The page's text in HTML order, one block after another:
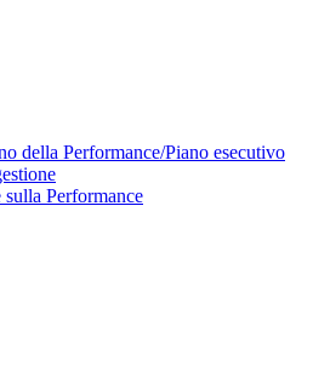
della Performance/Piano esecutivo
sulla Performance